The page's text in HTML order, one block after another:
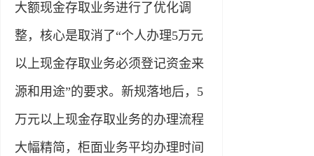
大额现金存取业务进行了优化调
整，核心是取消了“个人办理5万元
以上现金存取业务必须登记资金来
源和用途”的要求。新规落地后，5
万元以上现金存取业务的办理流程
大幅精简，柜面业务平均办理时间